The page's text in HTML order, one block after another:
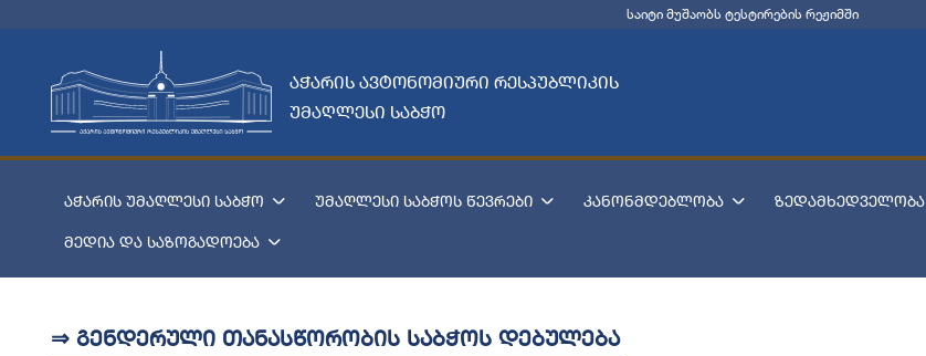
საიტი მუშაობს ტესტირების რეჟიმში
აჭარის ავტონომიური რესპუბლიკის
უმაღლესი საბჭო
აჭარის უმაღლესი საბჭო უმაღლესი საბჭოს წევრები კანონმდებლობა ზედამხედველობა
მედია და საზოგადოება
⇒ გენდერული თანასწორობის საბჭოს დებულება